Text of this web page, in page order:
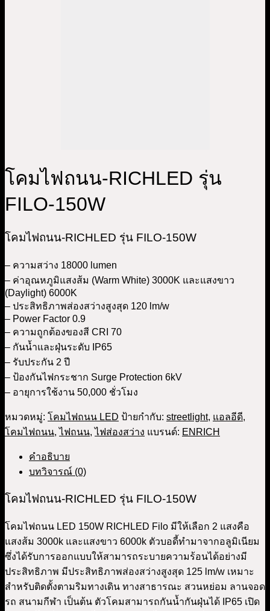
โคมไฟถนน-RICHLED รุ่น
FILO-150W
โคมไฟถนน-RICHLED รุ่น FILO-150W
– ความสว่าง 18000 lumen
– ค่าอุณหภูมิแสงส้ม (Warm White) 3000K และแสงขาว
(Daylight) 6000K
– ประสิทธิภาพส่องสว่างสูงสุด 120 lm/w
– Power Factor 0.9
– ความถูกต้องของสี CRI 70
– กันน้ำและฝุ่นระดับ IP65
– รับประกัน 2 ปี
– ป้องกันไฟกระชาก Surge Protection 6kV
– อายุการใช้งาน 50,000 ชั่วโมง
หมวดหมู่: โคมไฟถนน LED ป้ายกำกับ: streetlight, แอลอีดี,
โคมไฟถนน,ไฟถนน,ไฟส่องสว่าง แบรนด์: ENRICH
คำอธิบาย
บทวิจารณ์ (0)
โคมไฟถนน-RICHLED รุ่น FILO-150W
โคมไฟถนน LED 150W RICHLED Filo มีให้เลือก 2 แสงคือ
แสงส้ม 3000k และแสงขาว 6000k ตัวบอดี้ทำมาจากอลูมิเนียม
ซึ่งได้รับการออกแบบให้สามารถระบายความร้อนได้อย่างมี
ประสิทธิภาพ มีประสิทธิภาพส่องสว่างสูงสุด 125 lm/w เหมาะ
สำหรับติดตั้งตามริมทางเดิน ทางสาธารณะ สวนหย่อม ลานจอด
รถ สนามกีฬา เป็นต้น ตัวโคมสามารถกันน้ำกันฝุ่นได้ IP65 เปิด